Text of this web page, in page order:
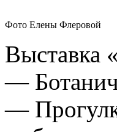
Фото Елены Флеровой
Выставка
—
—